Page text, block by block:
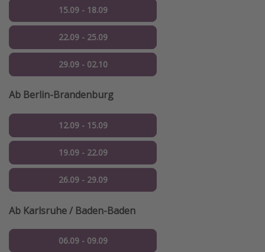
15.09 - 18.09
22.09 - 25.09
29.09 - 02.10
Ab Berlin-Brandenburg
12.09 - 15.09
19.09 - 22.09
26.09 - 29.09
Ab Karlsruhe / Baden-Baden
06.09 - 09.09